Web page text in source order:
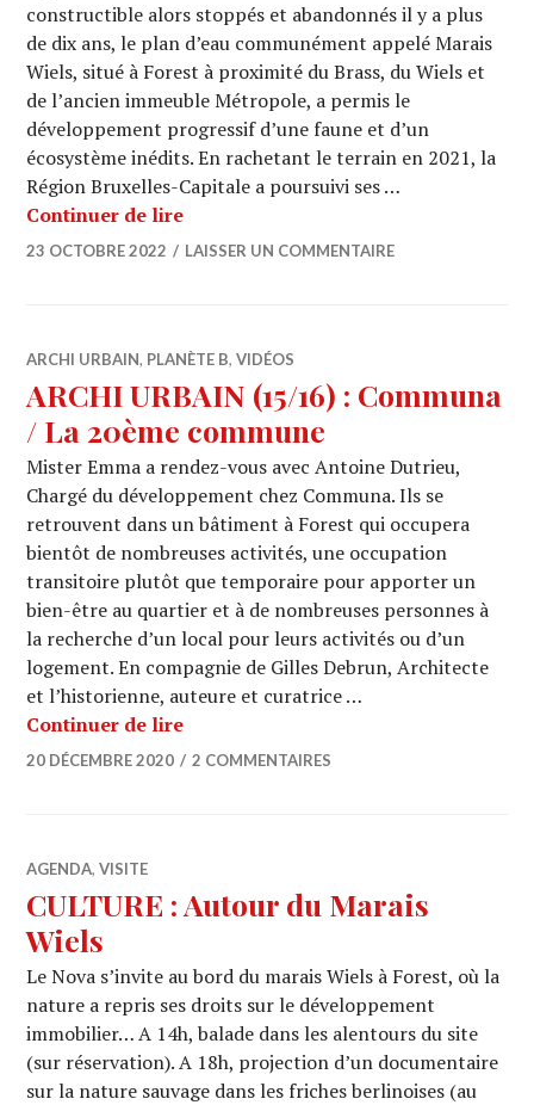
constructible alors stoppés et abandonnés il y a plus
de dix ans, le plan d’eau communément appelé Marais
Wiels, situé à Forest à proximité du Brass, du Wiels et
de l’ancien immeuble Métropole, a permis le
développement progressif d’une faune et d’un
écosystème inédits. En rachetant le terrain en 2021, la
Région Bruxelles-Capitale a poursuivi ses …
Continuer de lireMARAIS WIELS, Bruxelles – Belgique
23 OCTOBRE 2022 LAISSER UN COMMENTAIRE
ARCHI URBAIN, PLANÈTE B,VIDÉOS
ARCHI URBAIN (15/16) : Communa
/ La 20ème commune
Mister Emma a rendez-vous avec Antoine Dutrieu,
Chargé du développement chez Communa. Ils se
retrouvent dans un bâtiment à Forest qui occupera
bientôt de nombreuses activités, une occupation
transitoire plutôt que temporaire pour apporter un
bien-être au quartier et à de nombreuses personnes à
la recherche d’un local pour leurs activités ou d’un
logement. En compagnie de Gilles Debrun, Architecte
et l’historienne, auteure et curatrice …
Continuer de lireARCHI URBAIN (15/16) : Communa /
20 DÉCEMBRE 2020 2 COMMENTAIRES
AGENDA,VISITE
CULTURE : Autour du Marais
Wiels
Le Nova s’invite au bord du marais Wiels à Forest, où la
nature a repris ses droits sur le développement
immobilier… A 14h, balade dans les alentours du site
(sur réservation). A 18h, projection d’un documentaire
sur la nature sauvage dans les friches berlinoises (au